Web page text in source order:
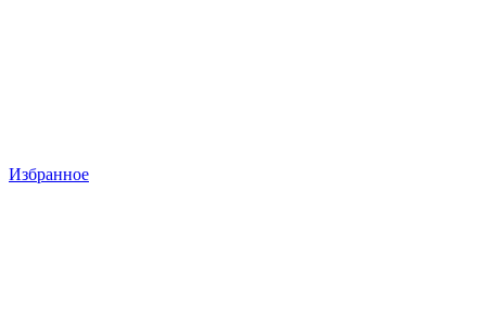
Избранное